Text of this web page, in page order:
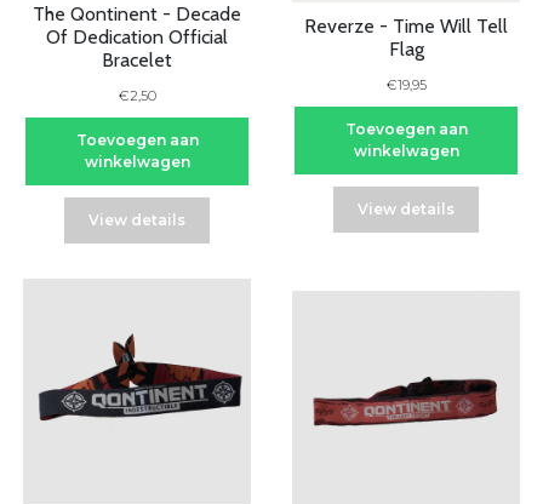
The Qontinent - Decade
Of Dedication Official
Bracelet
€2,50
Toevoegen aan
winkelwagen
View details
Reverze - Time Will Tell
Flag
€19,95
Toevoegen aan
winkelwagen
View details